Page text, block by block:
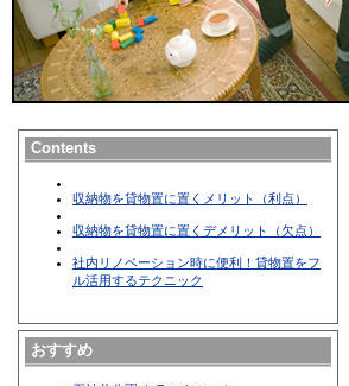
Contents
収納物を貸物置に置くメリット（利点）
収納物を貸物置に置くデメリット（欠点）
社内リノベーション時に便利！貸物置をフ
ル活用するテクニック
おすすめ